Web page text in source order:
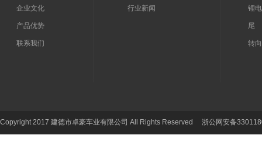
企业文化
产品优势
联系我们
行业新闻 锂
尾
转
Copyright 2017 建德市卓豪车业有限公司 All Rights Reserved 浙公网安备